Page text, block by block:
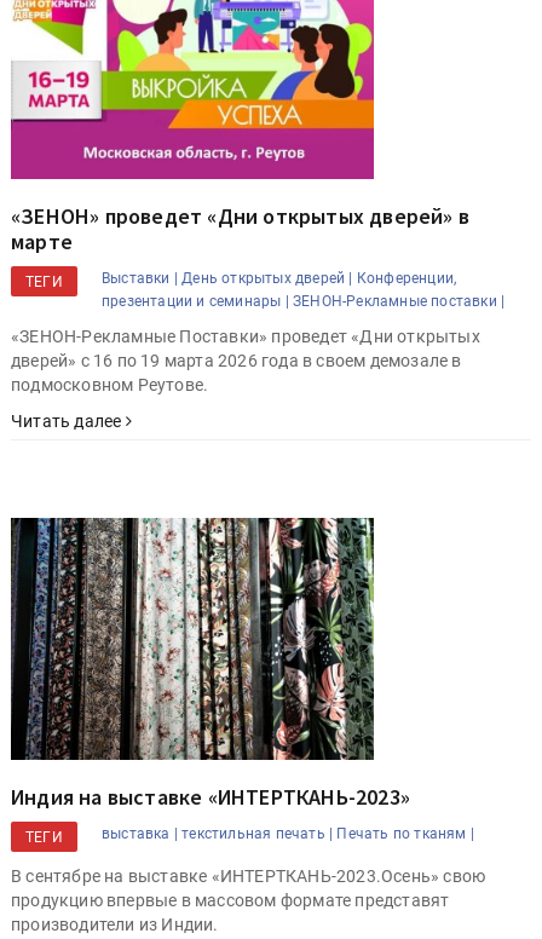
«ЗЕНОН» проведет «Дни открытых дверей» в
марте
ТЕГИ Выставки | День открытых дверей | Конференции,
презентации и семинары | ЗЕНОН-Рекламные поставки |
«ЗЕНОН-Рекламные Поставки» проведет «Дни открытых
дверей» с 16 по 19 марта 2026 года в своем демозале в
подмосковном Реутове.
Читать далее
Индия на выставке «ИНТЕРТКАНЬ-2023»
ТЕГИ выставка | текстильная печать | Печать по тканям |
В сентябре на выставке «ИНТЕРТКАНЬ-2023.Осень» свою
продукцию впервые в массовом формате представят
производители из Индии.